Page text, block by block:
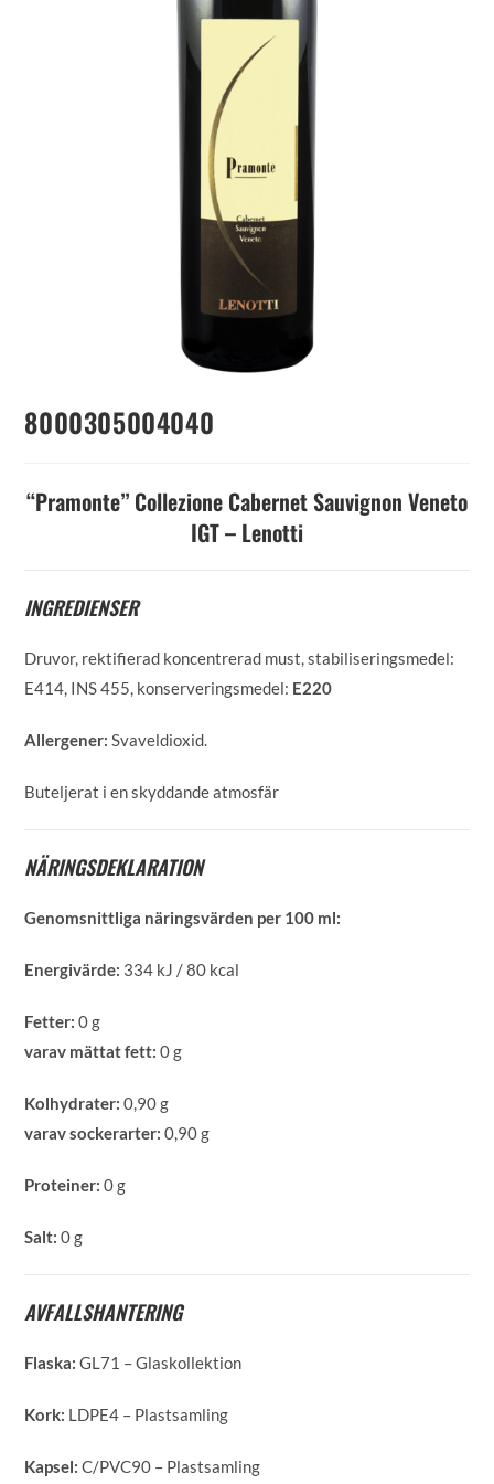
8000305004040
“Pramonte” Collezione Cabernet Sauvignon Veneto
IGT – Lenotti
INGREDIENSER
Druvor, rektifierad koncentrerad must, stabiliseringsmedel:
E414, INS 455, konserveringsmedel: E220
Allergener: Svaveldioxid.
Buteljerat i en skyddande atmosfär
NÄRINGSDEKLARATION
Genomsnittliga näringsvärden per 100 ml:
Energivärde: 334 kJ / 80 kcal
Fetter: 0 g
varav mättat fett: 0 g
Kolhydrater: 0,90 g
varav sockerarter: 0,90 g
Proteiner:0 g
Salt:0 g
AVFALLSHANTERING
Flaska:GL71 – Glaskollektion
Kork: LDPE4 – Plastsamling
Kapsel:C/PVC90 – Plastsamling